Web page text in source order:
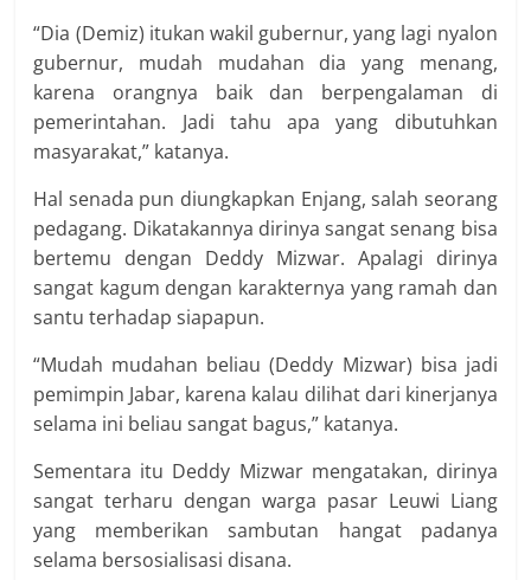
“Dia (Demiz) itukan wakil gubernur, yang lagi nyalon
gubernur, mudah mudahan dia yang menang,
karena orangnya baik dan berpengalaman di
pemerintahan. Jadi tahu apa yang dibutuhkan
masyarakat,” katanya.
Hal senada pun diungkapkan Enjang, salah seorang
pedagang. Dikatakannya dirinya sangat senang bisa
bertemu dengan Deddy Mizwar. Apalagi dirinya
sangat kagum dengan karakternya yang ramah dan
santu terhadap siapapun.
“Mudah mudahan beliau (Deddy Mizwar) bisa jadi
pemimpin Jabar, karena kalau dilihat dari kinerjanya
selama ini beliau sangat bagus,” katanya.
Sementara itu Deddy Mizwar mengatakan, dirinya
sangat terharu dengan warga pasar Leuwi Liang
yang memberikan sambutan hangat padanya
selama bersosialisasi disana.